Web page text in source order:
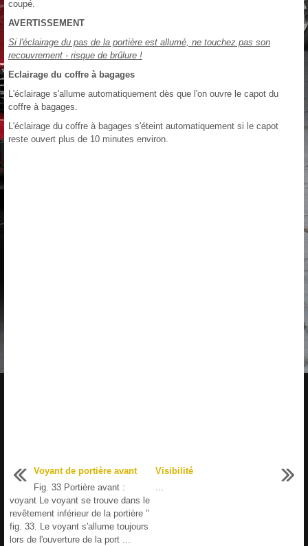
coupé.
AVERTISSEMENT
Si l'éclairage du pas de la portière est allumé, ne touchez pas son
recouvrement - risque de brûlure !
Eclairage du coffre à bagages
L'éclairage s'allume automatiquement dès que l'on ouvre le capot du
coffre à bagages.
L'éclairage du coffre à bagages s'éteint automatiquement si le capot
reste ouvert plus de 10 minutes environ.
Voyant de portière avant
Fig. 33 Portière avant :
voyant Le voyant se trouve dans le
revêtement inférieur de la portière "
fig. 33. Le voyant s'allume toujours
lors de l'ouverture de la port ...
Visibilité